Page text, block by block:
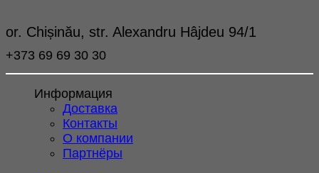
or. Chișinău, str. Alexandru Hâjdeu 94/1
+373 69 69 30 30
Информация
Доставка
Контакты
О компании
Партнёры